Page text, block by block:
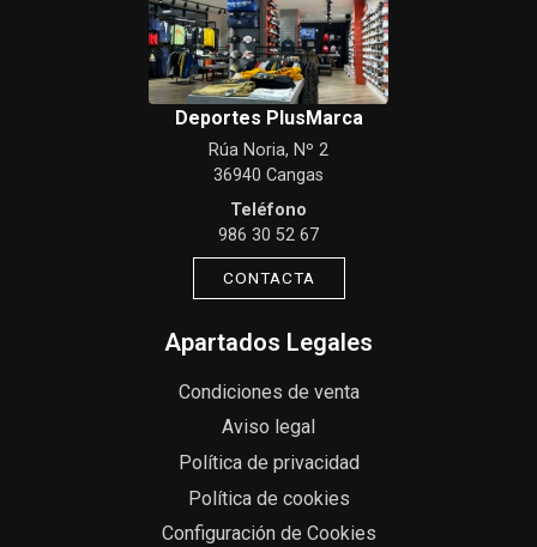
Deportes PlusMarca
Rúa Noria, Nº 2
36940 Cangas
Teléfono
986 30 52 67
CONTACTA
Apartados Legales
Condiciones de venta
Aviso legal
Política de privacidad
Política de cookies
Configuración de Cookies